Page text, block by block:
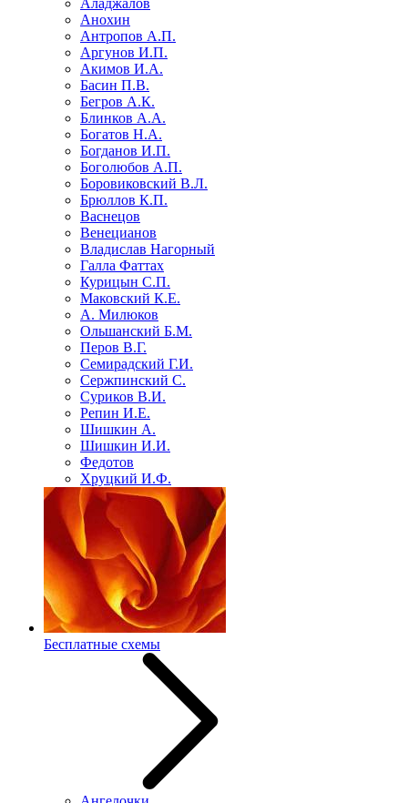
Аладжалов
Анохин
Антропов А.П.
Аргунов И.П.
Акимов И.А.
Басин П.В.
Бегров А.К.
Блинков А.А.
Богатов Н.А.
Богданов И.П.
Боголюбов А.П.
Боровиковский В.Л.
Брюллов К.П.
Васнецов
Венецианов
Владислав Нагорный
Галла Фаттах
Курицын С.П.
Маковский К.Е.
А. Милюков
Ольшанский Б.М.
Перов В.Г.
Семирадский Г.И.
Сержпинский С.
Суриков В.И.
Репин И.Е.
Шишкин А.
Шишкин И.И.
Федотов
Хруцкий И.Ф.
Бесплатные схемы